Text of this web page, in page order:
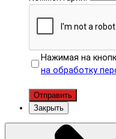
Нажимая на
на обработку
Отправить
Закрыть